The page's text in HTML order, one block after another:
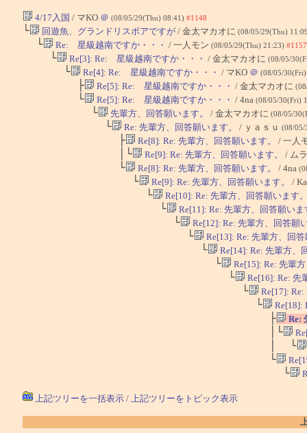
4/17入国 / マKO ＠ (08/05/29(Thu) 08:41) #1148
└ 回遊魚、グランドリスボアですが/ 金太マカオに (08/05/29(Thu)
└ Re: 星級越南ですか・・・ / 一人モン (08/05/29(Thu) 21:23) #1157
└ Re[3]: Re: 星級越南ですか・・・ / 金太マカオに (08/05/
└ Re[4]: Re: 星級越南ですか・・・ / マKO ＠ (08/05/
├ Re[5]: Re: 星級越南ですか・・・ / 金太マカオに
└ Re[5]: Re: 星級越南ですか・・・ / 4na (08/05/30(Fri)
└ 先輩方、回答願います。 / 金太マカオに (08/05/
└ Re: 先輩方、回答願います。 / ｙａｓｕ (08/
├ Re[8]: Re: 先輩方、回答願います。 / 一人
│└ Re[9]: Re: 先輩方、回答願います。 / ム
└ Re[8]: Re: 先輩方、回答願います。 / 4na
└ Re[9]: Re: 先輩方、回答願います。 /
└ Re[10]: Re: 先輩方、回答願います
└ Re[11]: Re: 先輩方、回答願いま
└ Re[12]: Re: 先輩方、回答願
└ Re[13]: Re: 先輩方、回
└ Re[14]: Re: 先輩方、
└ Re[15]: Re: 先輩
└ Re[16]: Re: 先
└ Re[17]:
└ Re[18]:
├ Re:
│└
│ └
└
└
上記ツリーを一括表示/ 上記ツリーをトピック表示